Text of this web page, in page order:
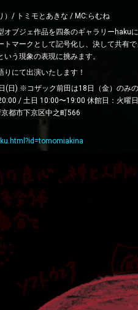
）/ トミモとあきな / MC:らむね
ブジェ作品を四条のギャラリーhakuに
トマークとして記号化し、決して共有
う現象の表現に挑みます。
にて出演いたします！
(日) ※コザック前田は18日（金）のみの
/ 土日 10:00〜19:00 休館日：火曜
都市下京区中之町566